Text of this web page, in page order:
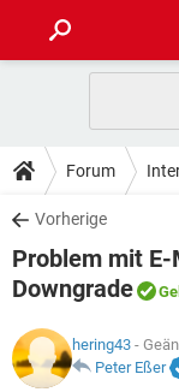
ANDROID
WINDOWS 10
WHATSAPP
FACEBOOK
TIPPS & TRICKS
SPIELE
WINDOWS 10
FACEBOOK
DOWNLOADS
SPIELE
ANDROID
WINDOWS 10
WHATSAPP
FORUM
ANDROID
LEXIKON
SPIELE
Forum
Vorherige
Problem mit
Downgrade
hering43 -
Peter Eßer